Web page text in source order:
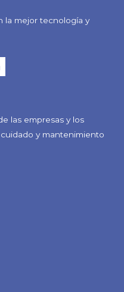
la mejor tecnología y
las empresas y los
y mantenimiento